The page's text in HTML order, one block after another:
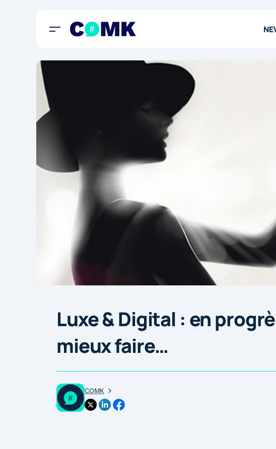
Luxe & Digital : en
mieux faire…
COMK